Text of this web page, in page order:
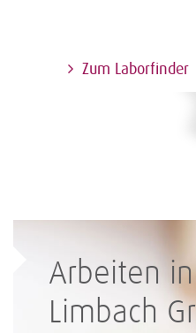
Zum Laborfinder
Arbeiten
Limbach